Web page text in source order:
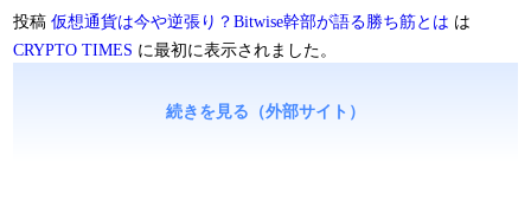
投稿 仮想通貨は今や逆張り？Bitwise幹部が語る勝ち筋とは は
CRYPTO TIMES に最初に表示されました。
続きを見る（外部サイト）